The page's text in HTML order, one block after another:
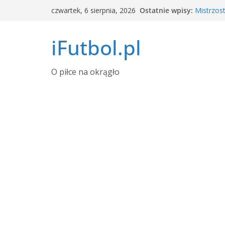
czwartek, 6 sierpnia, 2026 Ostatnie wpisy:
iFutbol.pl
O piłce na okrągło